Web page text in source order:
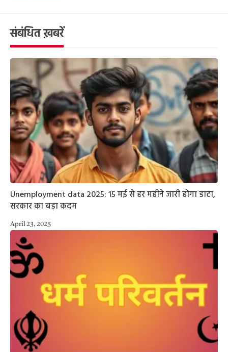
संबंधित ख़बरें
Unemployment data 2025: 15 मई से हर महीने जारी होगा डाटा,
सरकार का बड़ा कदम
April 23, 2025